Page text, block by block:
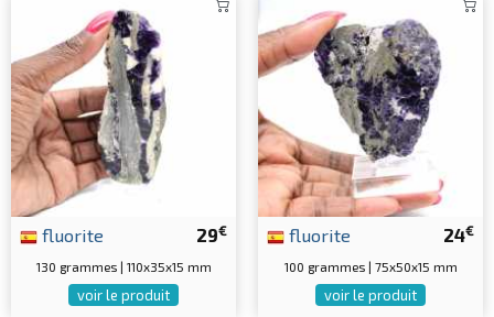
29€
fluorite
130 grammes | 110x35x15 mm
voir le produit
24€
fluorite
100 grammes | 75x50x15 mm
voir le produit